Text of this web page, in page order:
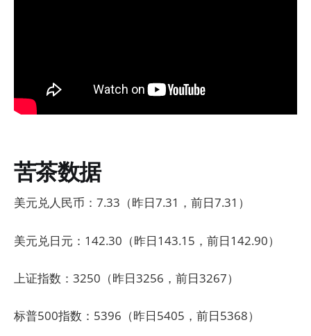
苦茶数据
美元兑人民币：7.33（昨日7.31，前日7.31）
美元兑日元：142.30（昨日143.15，前日142.90）
上证指数：3250（昨日3256，前日3267）
标普500指数：5396（昨日5405，前日5368）